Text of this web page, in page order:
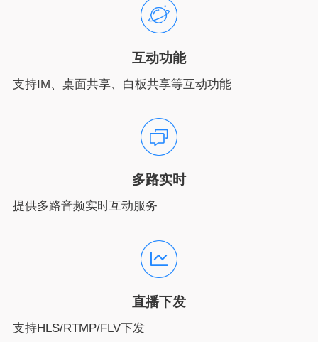
互动功能
支持IM、桌面共享、白板共享等互动功能
多路实时
提供多路音频实时互动服务
直播下发
支持HLS/RTMP/FLV下发